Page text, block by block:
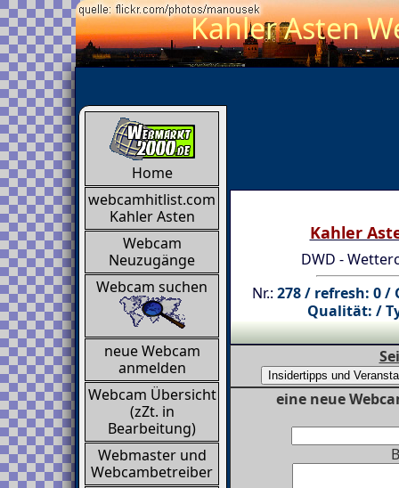
Kahler Asten
Home
webcamhitlist.com
Kahler Asten
Webcam
Neuzugänge
Webcam suchen
neue Webcam
anmelden
Webcam Übersicht
(zZt. in
Bearbeitung)
Webmaster und
Webcambetreiber
Kahler
DWD -
Nr.: 278 / refresh: 0 /
Qualität: /
eine neue